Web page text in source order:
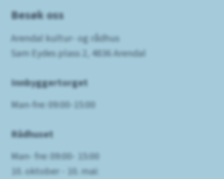
Besøk oss
Arendal kultur- og rådhus
Sam Eydes plass 2, 4836 Arendal
Innbyggertorget
Man-fre: 09:00-15:00
Rådhuset
Man- fre: 09:00- 15:00
10. oktober - 10. mai: